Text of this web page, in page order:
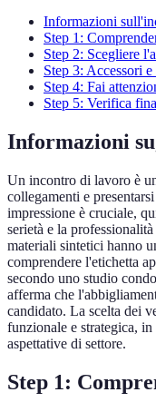
Informazioni
Step 1:
Step 2: Scegliere
Step 3: Accessori
Step 4: Fai
Step 5: Verifica
Informazioni
Un incontro di lavoro è
collegamenti e
impressione è cruciale,
serietà e la
materiali sintetici hanno
comprendere l'etichetta
secondo uno studio
afferma che
candidato. La scelta dei
funzionale e strategica,
aspettative di settore.
Step 1: